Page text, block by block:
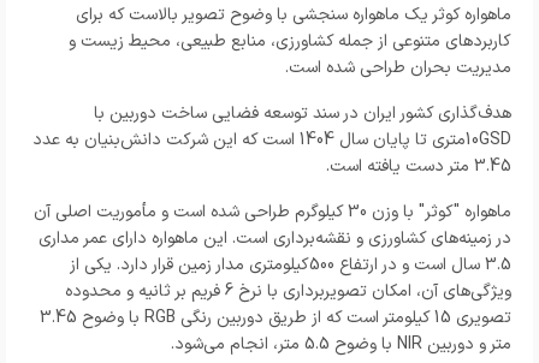
ماهواره کوثر یک ماهواره سنجشی با وضوح تصویر بالاست که برای
کاربردهای متنوعی از جمله کشاورزی، منابع طبیعی، محیط زیست و
مدیریت بحران طراحی شده است.
هدف‌گذاری کشور ایران در سند توسعه فضایی ساخت دوربین با
10GSDمتری تا پایان سال 1404 است که این شرکت دانش‌بنیان به عدد
3.45 متر دست یافته است.
ماهواره "کوثر" با وزن 30 کیلوگرم طراحی شده است و مأموریت اصلی آن
در زمینه‌های کشاورزی و نقشه‌برداری است. این ماهواره دارای عمر مداری
3.5 سال است و در ارتفاع 500کیلومتری مدار زمین قرار دارد. یکی از
ویژگی‌های آن، امکان تصویر‌برداری با نرخ 6 فریم بر ثانیه و محدوده
تصویری 15 کیلومتر است که از طریق دوربین رنگی RGB با وضوح 3.45
متر و دوربین NIR با وضوح 5.5 متر، انجام می‌شود.